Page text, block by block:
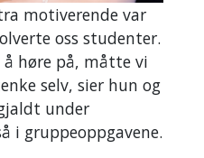
motiverende var
oss studenter.
høre på, måtte vi
selv, sier hun og
under
i gruppeoppgavene.